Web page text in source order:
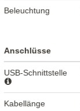
Beleuchtung
Anschlüsse
USB-Schnittstelle
Kabellänge